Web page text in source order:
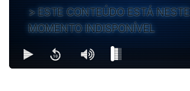
ESTE CONTEÚDO ESTÁ NESTE
MOMENTO INDISPONÍVEL